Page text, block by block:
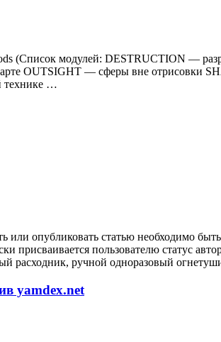
(Список модулей: DESTRUCTION —
OUTSIGHT — сферы вне отрисовки
технике …
опубликовать статью необходимо
присваивается пользователю статус
расходник, ручной одноразовый
yamdex.net